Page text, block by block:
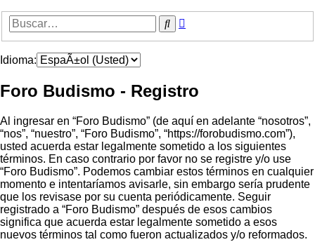
Buscar
Idioma:
Foro Budismo - Registro
Al ingresar en “Foro Budismo” (de aquí en adelante “nosotros”,
“nos”, “nuestro”, “Foro Budismo”, “https://forobudismo.com”),
usted acuerda estar legalmente sometido a los siguientes
términos. En caso contrario por favor no se registre y/o use
“Foro Budismo”. Podemos cambiar estos términos en cualquier
momento e intentaríamos avisarle, sin embargo sería prudente
que los revisase por su cuenta periódicamente. Seguir
registrado a “Foro Budismo” después de esos cambios
significa que acuerda estar legalmente sometido a esos
nuevos términos tal como fueron actualizados y/o reformados.